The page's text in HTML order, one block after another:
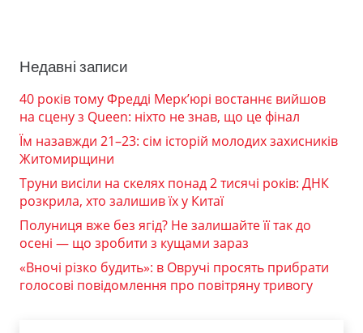
Недавні записи
40 років тому Фредді Мерк’юрі востаннє вийшов
на сцену з Queen: ніхто не знав, що це фінал
Їм назавжди 21–23: сім історій молодих захисників
Житомирщини
Труни висіли на скелях понад 2 тисячі років: ДНК
розкрила, хто залишив їх у Китаї
Полуниця вже без ягід? Не залишайте її так до
осені — що зробити з кущами зараз
«Вночі різко будить»: в Овручі просять прибрати
голосові повідомлення про повітряну тривогу